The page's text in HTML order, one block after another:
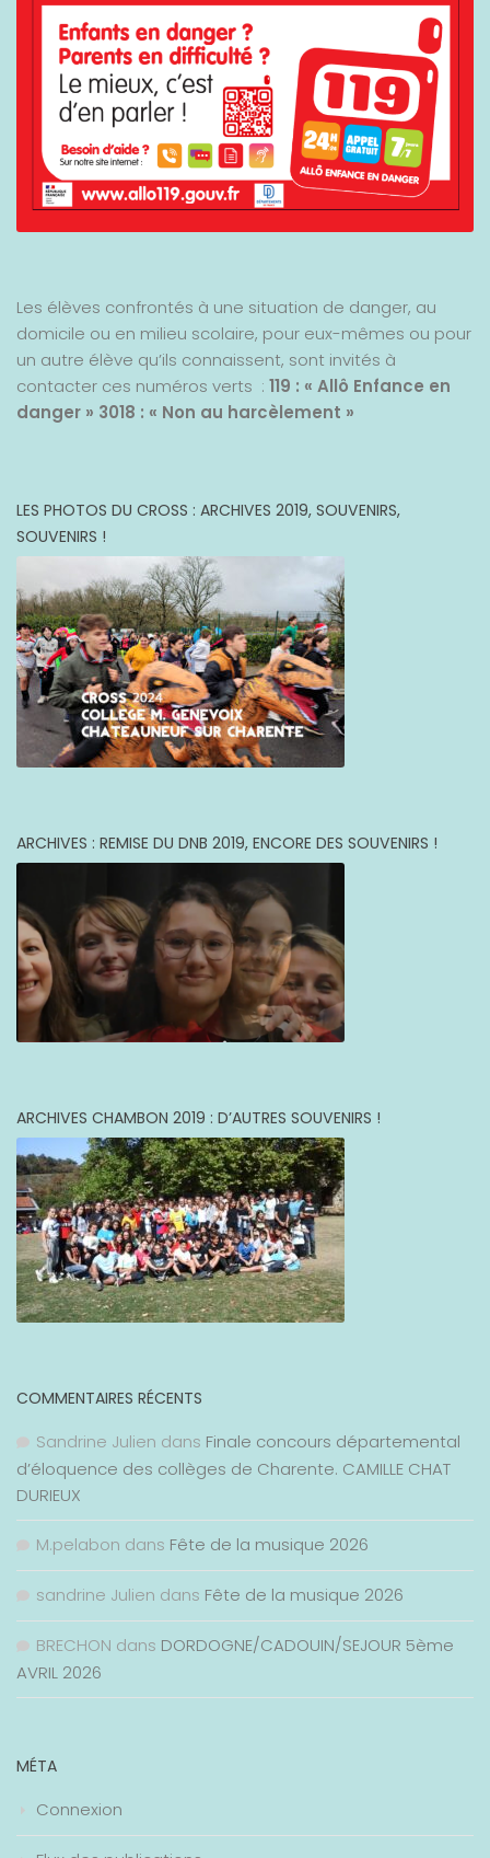
Les élèves confrontés à une situation de danger, au
domicile ou en milieu scolaire, pour eux-mêmes ou pour
un autre élève qu’ils connaissent, sont invités à
contacter ces numéros verts : 119 : « Allô Enfance en
danger » 3018 : « Non au harcèlement »
LES PHOTOS DU CROSS : ARCHIVES 2019, SOUVENIRS,
SOUVENIRS !
ARCHIVES : REMISE DU DNB 2019, ENCORE DES SOUVENIRS !
ARCHIVES CHAMBON 2019 : D’AUTRES SOUVENIRS !
COMMENTAIRES RÉCENTS
Sandrine Julien dans Finale concours départemental
d’éloquence des collèges de Charente. CAMILLE CHAT
DURIEUX
M.pelabon dans Fête de la musique 2026
sandrine Julien dans Fête de la musique 2026
BRECHON dans DORDOGNE/CADOUIN/SEJOUR 5ème
AVRIL 2026
MÉTA
Connexion